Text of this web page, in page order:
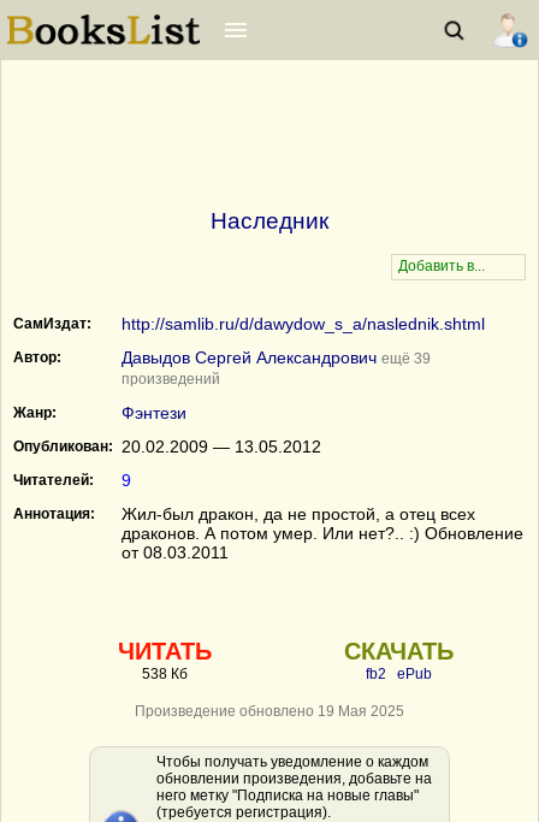
Наследник
СамИздат: http://samlib.ru/d/dawydow_s_a/naslednik.shtml
Автор: Давыдов Сергей Александрович ещё 39
произведений
Жанр:
Фэнтези
Опубликован: 20.02.2009 — 13.05.2012
Читателей: 9
Аннотация:
Жил-был дракон, да не простой, а отец всех
драконов. А потом умер. Или нет?.. :) Обновление
от 08.03.2011
ЧИТАТЬ
538 Кб
СКАЧАТЬ
fb2 ePub
Произведение обновлено 19 Мая 2025
Чтобы получать уведомление о каждом
обновлении произведения, добавьте на
него метку "Подписка на новые главы"
(требуется регистрация).